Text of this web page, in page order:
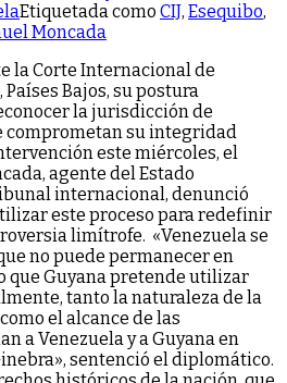
Etiquetada como CIJ, Esequibo,
Moncada
la Corte Internacional de
Países Bajos, su postura
la jurisdicción de
comprometan su integridad
este miércoles, el
agente del Estado
internacional, denunció
este proceso para redefinir
limítrofe. «Venezuela se
no puede permanecer en
que Guyana pretende utilizar
tanto la naturaleza de la
el alcance de las
a Venezuela y a Guyana en
sentenció el diplomático.